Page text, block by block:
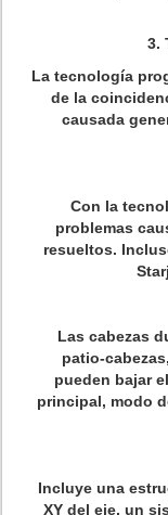
3.
La tecnología
de la
causada
Con la
problemas
resueltos.
Las cabezas
patio-
pueden bajar
principal, modo
Incluye una
XY del eje, un